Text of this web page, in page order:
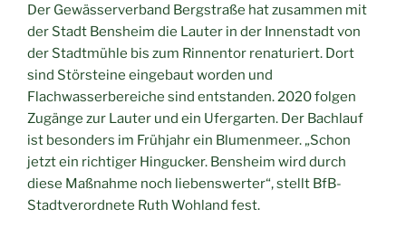
Der Gewässerverband Bergstraße hat zusammen mit
der Stadt Bensheim die Lauter in der Innenstadt von
der Stadtmühle bis zum Rinnentor renaturiert. Dort
sind Störsteine eingebaut worden und
Flachwasserbereiche sind entstanden. 2020 folgen
Zugänge zur Lauter und ein Ufergarten. Der Bachlauf
ist besonders im Frühjahr ein Blumenmeer. „Schon
jetzt ein richtiger Hingucker. Bensheim wird durch
diese Maßnahme noch liebenswerter“, stellt BfB-
Stadtverordnete Ruth Wohland fest.